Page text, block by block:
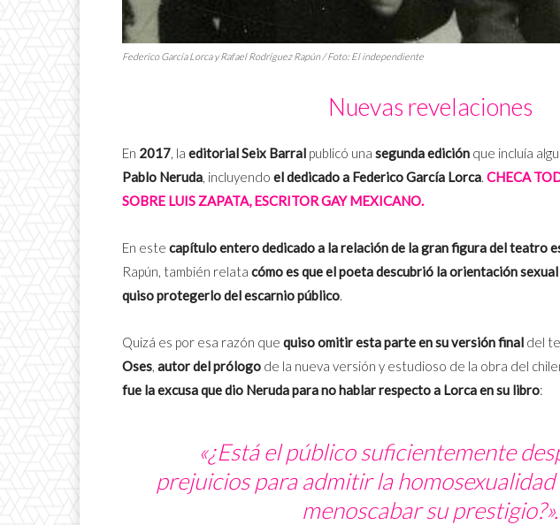
Federico García Lorca yRafael Rodríguez Rapún / Foto: El independiente
Nuevas revelaciones
En 2017, la editorial Seix Barral publicó una segunda edición que incluía
Pablo Neruda, incluyendo el dedicado a Federico García Lorca. CHECA
SOBRE LUIS ZAPATA, ESCRITOR GAY MEXICANO.
En este capítulo entero dedicado a la relación de la gran figura del teatro
Rapún, también relata cómo es que el poeta descubrió la orientación
quiso protegerlo del escarnio público.
Quizá es por esa razón que quiso omitir esta parte en su versiónfinal del
Oses, autor del prólogo de la nueva versión y estudioso de la obra del
fue la excusa que dio Neruda para no hablar respecto a Lorca en su libro:
«¿Está el público suficientemente
prejuicios para admitir la
menoscabar su prestigio?».